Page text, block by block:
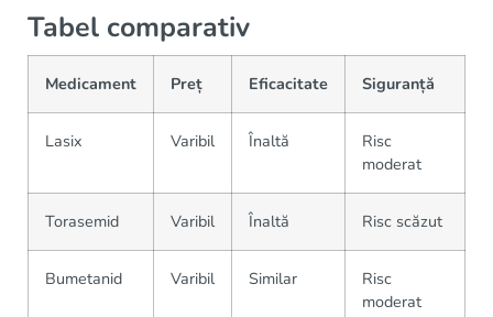
Tabel comparativ
Medicament Preț Eficacitate Siguranță
Lasix Varibil Înaltă
Risc
moderat
Torasemid Varibil Înaltă Risc scăzut
Bumetanid Varibil Similar
Risc
moderat